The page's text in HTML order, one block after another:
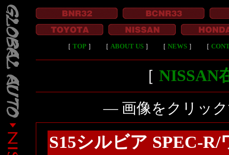
［ TOP］ ［ ABOUT US］ ［ NEWS］ ［
［ NISSAN
― 画像をクリッ
S15シルビア SPEC-